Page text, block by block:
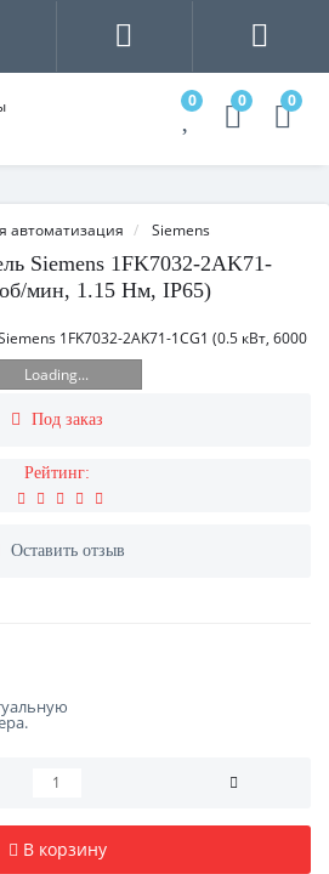
0 0 0
Siemens
Siemens 1FK7032-2AK71-
мин, 1.15 Нм, IP65)
Loading...
Под заказ
Рейтинг:
Оставить отзыв
В корзину